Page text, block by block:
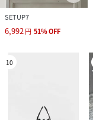
SETUP7
6,992円 51%OFF
10